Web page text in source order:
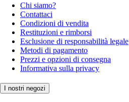
Chi siamo?
Contattaci
Condizioni di vendita
Restituzioni e rimborsi
Esclusione di responsabilità legale
Metodi di pagamento
Prezzi e opzioni di consegna
Informativa sulla privacy
I nostri negozi